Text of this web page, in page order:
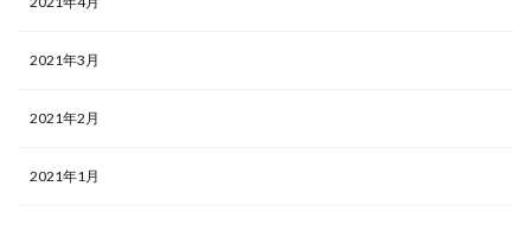
2021年3月
2021年2月
2021年1月